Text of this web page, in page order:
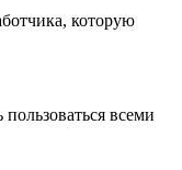
которую
всеми